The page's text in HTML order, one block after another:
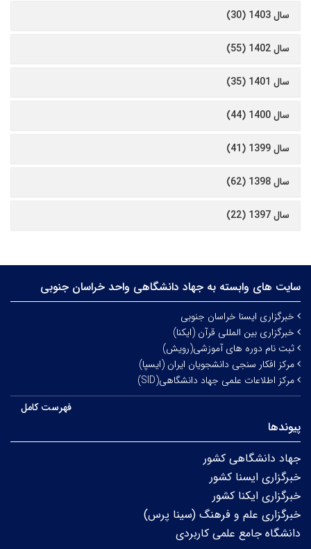
سال 1403 (30)
سال 1402 (55)
سال 1401 (35)
سال 1400 (44)
سال 1399 (41)
سال 1398 (62)
سال 1397 (22)
سایت های وابسته به جهاد دانشگاهی واحد خراسان جنوبی
خبرگزاری ایسنا خراسان جنوبی
خبرگزاری بین المللی قرآن (ایکنا)
ثبت نام دوره های آموزشی(رویش)
مرکز افکار سنجی دانشجویان ایران (ایسپا)
مرکز اطلاعات علمی جهاد دانشگاهی(SID)
فهرست کامل
پیوندها
جهاد دانشگاهی کشور
خبرگزاری ایسنا کشور
خبرگزاری ایکنا کشور
خبرگزاری علم و فرهنگ (سینا پرس)
دانشگاه جامع علمی کاربردی